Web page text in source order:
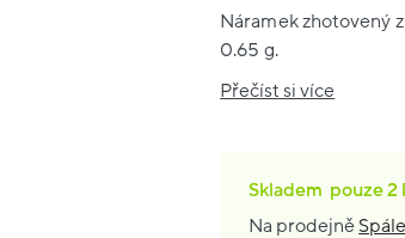
Náramek zhotovený
0.65 g.
Přečíst si více
Skladem pouze2
Na prodejně